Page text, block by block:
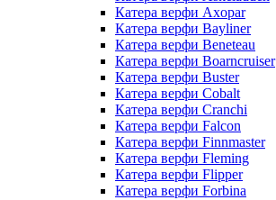
Катера верфи Axopar
Катера верфи Bayliner
Катера верфи Beneteau
Катера верфи Boarncruiser
Катера верфи Buster
Катера верфи Cobalt
Катера верфи Cranchi
Катера верфи Falcon
Катера верфи Finnmaster
Катера верфи Fleming
Катера верфи Flipper
Катера верфи Forbina